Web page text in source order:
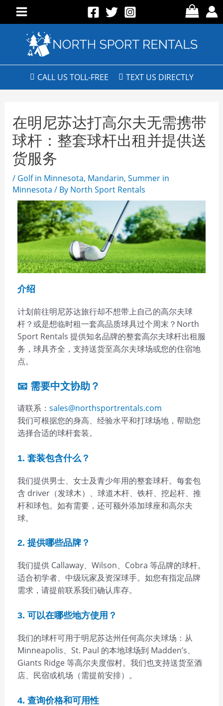
CALL US TOLL-FREE TEXT US DIRECTLY
在明尼苏达打高尔夫无需携带
球杆：整套球杆出租并提供送
货服务
/ Golf in Minnesota, Mandarin, Summer in
Minnesota / By North Sport Rentals
介绍
计划前往明尼苏达旅行却不想带上自己的高尔夫球
杆？或是想临时租一套高品质球具过个周末？North
Sport Rentals 提供知名品牌的整套高尔夫球杆出租服
务，球具齐全，支持送货至高尔夫球场或您的住宿地
点。
📧 需要中文协助？
请联系： sales@northsportrentals.com
我们可根据您的身高、经验水平和打球场地，帮助您
选择合适的球杆套装。
1. 套装包含什么？
我们提供男士、女士及青少年用的整套球杆。每套包
含 driver（发球木）、球道木杆、铁杆、挖起杆、推
杆和球包。如有需要，还可额外添加球座和高尔夫
球。
2. 提供哪些品牌？
我们提供 Callaway、Wilson、Cobra 等品牌的球杆。
适合初学者、中级玩家及资深球手。如您有指定品牌
需求，请提前联系我们确认库存。
3. 可以在哪些地方使用？
我们的球杆可用于明尼苏达州任何高尔夫球场：从
Minneapolis、St. Paul 的本地球场到 Madden’s、
Giants Ridge 等高尔夫度假村。我们也支持送货至酒
店、民宿或机场（需提前安排）。
4. 查询价格和可用性